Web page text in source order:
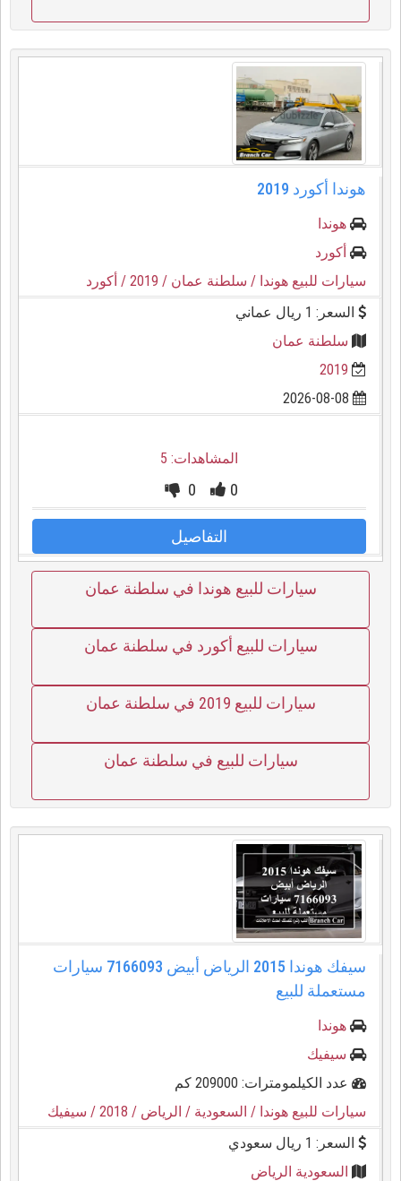
هوندا أكورد 2019
هوندا
أكورد
سيارات للبيع هوندا / سلطنة عمان / 2019
/ أكورد
السعر: 1 ريال عماني
سلطنة عمان
2019
المشاهدات: 5
0
0
التفاصيل
سيارات للبيع هوندا في سلطنة عمان
سيارات للبيع أكورد في سلطنة عمان
سيارات للبيع 2019 في سلطنة عمان
سيارات للبيع في سلطنة عمان
سيفك هوندا 2015 الرياض أبيض 7166093 سيارات
مستعملة للبيع
هوندا
سيفيك
عدد الكيلمومترات: 209000 كم
سيارات للبيع هوندا / السعودية / الرياض / 2018
/ سيفيك
السعر: 1 ريال سعودي
السعودية الرياض